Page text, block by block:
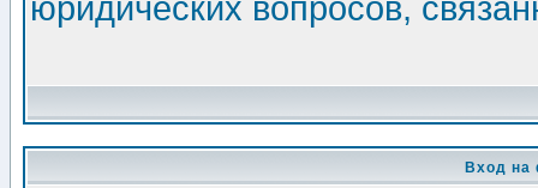
юридических вопросов,
Вход на